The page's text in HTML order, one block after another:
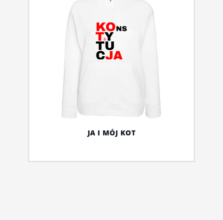
JA I MÓJ KOT